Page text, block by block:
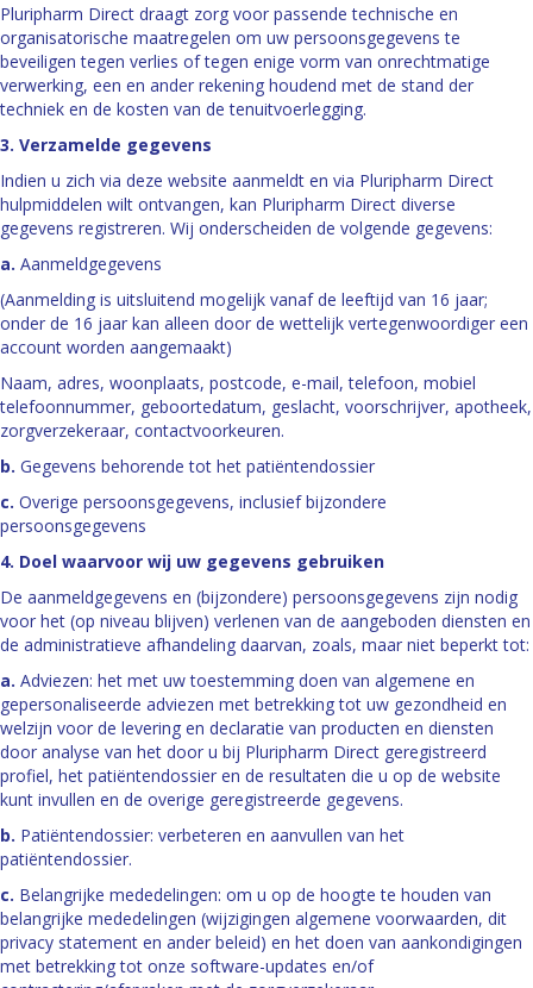
Pluripharm Direct draagt zorg voor passende technische en
organisatorische maatregelen om uw persoonsgegevens te
beveiligen tegen verlies of tegen enige vorm van onrechtmatige
verwerking, een en ander rekening houdend met de stand der
techniek en de kosten van de tenuitvoerlegging.
3. Verzamelde gegevens
Indien u zich via deze website aanmeldt en via Pluripharm Direct
hulpmiddelen wilt ontvangen, kan Pluripharm Direct diverse
gegevens registreren. Wij onderscheiden de volgende gegevens:
a. Aanmeldgegevens
(Aanmelding is uitsluitend mogelijk vanaf de leeftijd van 16 jaar;
onder de 16 jaar kan alleen door de wettelijk vertegenwoordiger een
account worden aangemaakt)
Naam, adres, woonplaats, postcode, e-mail, telefoon, mobiel
telefoonnummer, geboortedatum, geslacht, voorschrijver, apotheek,
zorgverzekeraar, contactvoorkeuren.
b. Gegevens behorende tot het patiëntendossier
c. Overige persoonsgegevens, inclusief bijzondere
persoonsgegevens
4. Doel waarvoor wij uw gegevens gebruiken
De aanmeldgegevens en (bijzondere) persoonsgegevens zijn nodig
voor het (op niveau blijven) verlenen van de aangeboden diensten en
de administratieve afhandeling daarvan, zoals, maar niet beperkt tot:
a. Adviezen: het met uw toestemming doen van algemene en
gepersonaliseerde adviezen met betrekking tot uw gezondheid en
welzijn voor de levering en declaratie van producten en diensten
door analyse van het door u bij Pluripharm Direct geregistreerd
profiel, het patiëntendossier en de resultaten die u op de website
kunt invullen en de overige geregistreerde gegevens.
b. Patiëntendossier: verbeteren en aanvullen van het
patiëntendossier.
c. Belangrijke mededelingen: om u op de hoogte te houden van
belangrijke mededelingen (wijzigingen algemene voorwaarden, dit
privacy statement en ander beleid) en het doen van aankondigingen
met betrekking tot onze software-updates en/of